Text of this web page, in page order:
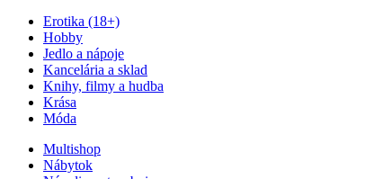
Erotika (18+)
Hobby
Jedlo a nápoje
Kancelária a sklad
Knihy, filmy a hudba
Krása
Móda
Multishop
Nábytok